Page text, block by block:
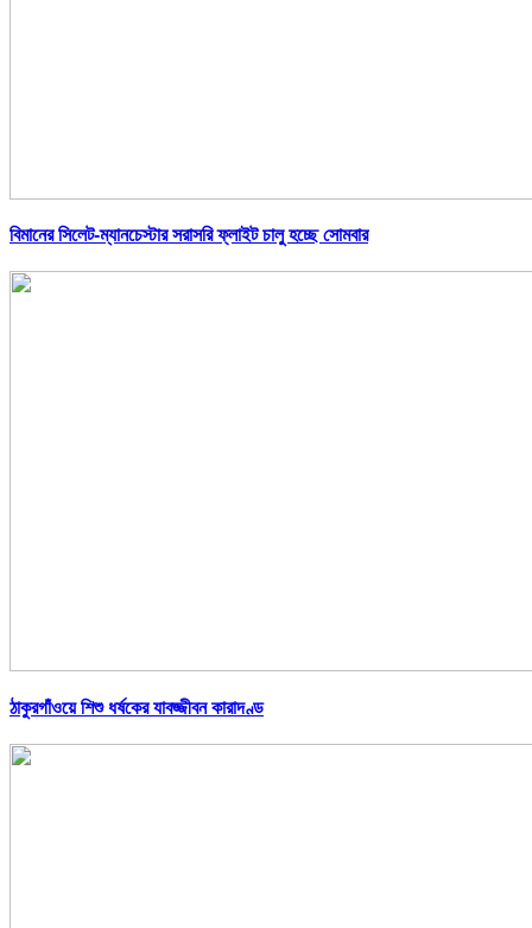
বিমানের সিলেট-ম্যানচেস্টার সরাসরি ফ্লাইট চালু হচ্ছে সোমবার
ঠাকুরগাঁওয়ে শিশু ধর্ষকের যাবজ্জীবন কারাদণ্ড